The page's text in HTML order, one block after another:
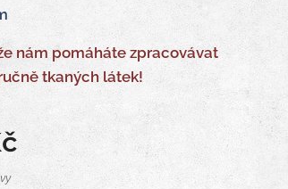
nám pomáháte zpracovávat
tkaných látek!